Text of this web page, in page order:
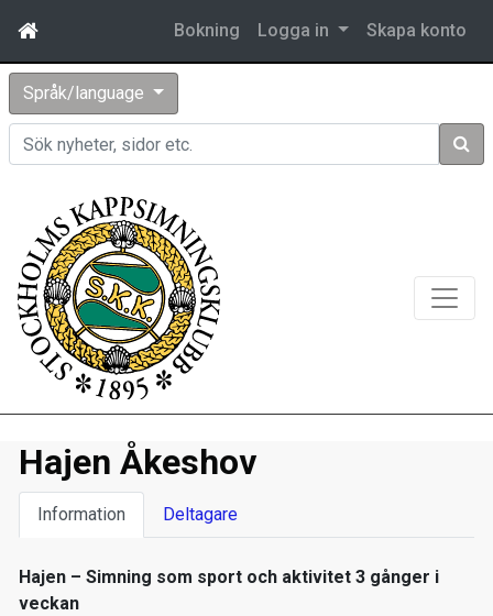
Bokning Logga in Skapa konto
Språk/language
Sök
Hajen Åkeshov
Information Deltagare
Hajen – Simning som sport och aktivitet 3 gånger i
veckan